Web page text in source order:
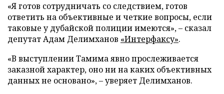
«Я готов сотрудничать со следствием, готов
ответить на объективные и четкие вопросы, если
таковые у дубайской полиции имеются», – сказал
депутат Адам Делимханов «Интерфаксу».
«В выступлении Тамима явно прослеживается
заказной характер, оно ни на каких объективных
данных не основано», – уверяет Делимханов.